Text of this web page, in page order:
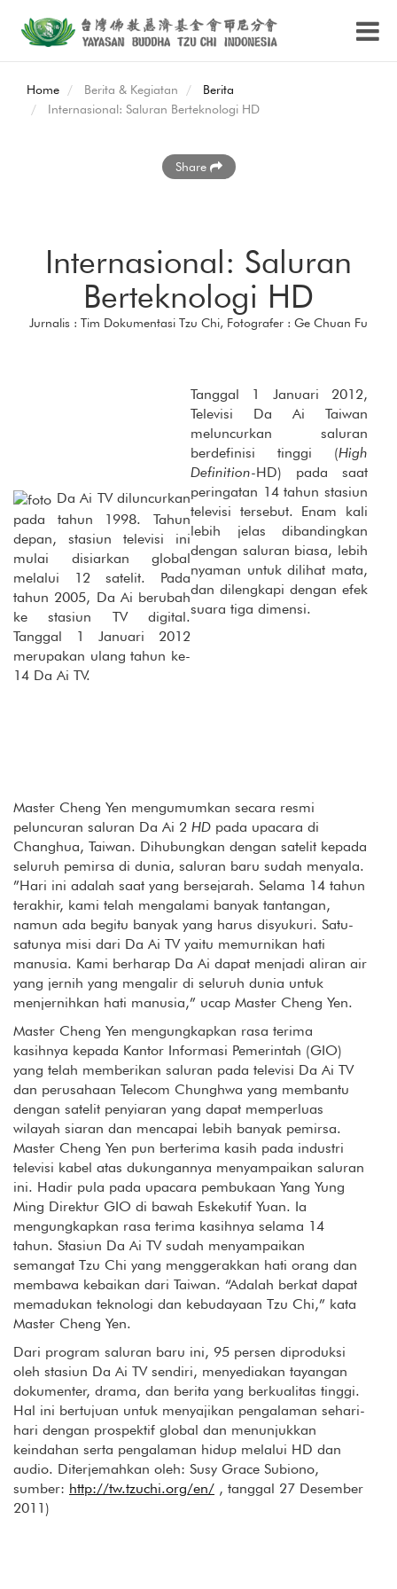
Home Berita & Kegiatan
Berita
Internasional: Saluran Berteknologi HD
Share
Internasional: Saluran
Berteknologi HD
Jurnalis : Tim Dokumentasi Tzu Chi, Fotografer : Ge Chuan Fu
Da Ai TV diluncurkan
pada tahun 1998. Tahun
depan, stasiun televisi ini
mulai disiarkan global
melalui 12 satelit. Pada
tahun 2005, Da Ai berubah
ke stasiun TV digital.
Tanggal 1 Januari 2012
merupakan ulang tahun ke-
14 Da Ai TV.
Tanggal 1 Januari 2012,
Televisi Da Ai Taiwan
meluncurkan saluran
berdefinisi tinggi (High
Definition-HD) pada saat
peringatan 14 tahun stasiun
televisi tersebut. Enam kali
lebih jelas dibandingkan
dengan saluran biasa, lebih
nyaman untuk dilihat mata,
dan dilengkapi dengan efek
suara tiga dimensi.
Master Cheng Yen mengumumkan secara resmi
peluncuran saluran Da Ai 2 HD pada upacara di
Changhua, Taiwan. Dihubungkan dengan satelit kepada
seluruh pemirsa di dunia, saluran baru sudah menyala.
”Hari ini adalah saat yang bersejarah. Selama 14 tahun
terakhir, kami telah mengalami banyak tantangan,
namun ada begitu banyak yang harus disyukuri. Satu-
satunya misi dari Da Ai TV yaitu memurnikan hati
manusia. Kami berharap Da Ai dapat menjadi aliran air
yang jernih yang mengalir di seluruh dunia untuk
menjernihkan hati manusia,” ucap Master Cheng Yen.
Master Cheng Yen mengungkapkan rasa terima
kasihnya kepada Kantor Informasi Pemerintah (GIO)
yang telah memberikan saluran pada televisi Da Ai TV
dan perusahaan Telecom Chunghwa yang membantu
dengan satelit penyiaran yang dapat memperluas
wilayah siaran dan mencapai lebih banyak pemirsa.
Master Cheng Yen pun berterima kasih pada industri
televisi kabel atas dukungannya menyampaikan saluran
ini. Hadir pula pada upacara pembukaan Yang Yung
Ming Direktur GIO di bawah Eskekutif Yuan. Ia
mengungkapkan rasa terima kasihnya selama 14
tahun. Stasiun Da Ai TV sudah menyampaikan
semangat Tzu Chi yang menggerakkan hati orang dan
membawa kebaikan dari Taiwan. “Adalah berkat dapat
memadukan teknologi dan kebudayaan Tzu Chi,” kata
Master Cheng Yen.
Dari program saluran baru ini, 95 persen diproduksi
oleh stasiun Da Ai TV sendiri, menyediakan tayangan
dokumenter, drama, dan berita yang berkualitas tinggi.
Hal ini bertujuan untuk menyajikan pengalaman sehari-
hari dengan prospektif global dan menunjukkan
keindahan serta pengalaman hidup melalui HD dan
audio. Diterjemahkan oleh: Susy Grace Subiono,
sumber: http://tw.tzuchi.org/en/ , tanggal 27 Desember
2011)